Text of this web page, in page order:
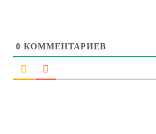
0 КОММЕНТАРИЕВ